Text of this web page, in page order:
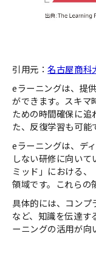
引用元：名古屋商科
eラーニングは、提
ができます。スキマ
ための時間確保に追
た、反復学習も可能
eラーニングは、デ
しない研修に向い
ミッド」における
領域です。これらの
具体的には、コンプ
など、知識を伝達す
ーニングの活用が向